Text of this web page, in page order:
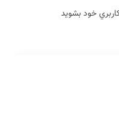
خود بشويد